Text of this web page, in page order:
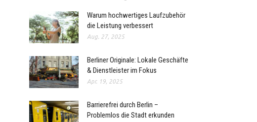
Warum hochwertiges Laufzubehör
die Leistung verbessert
Aug. 27, 2025
Berliner Originale: Lokale Geschäfte
& Dienstleister im Fokus
Apr. 19, 2025
Barrierefrei durch Berlin –
Problemlos die Stadt erkunden